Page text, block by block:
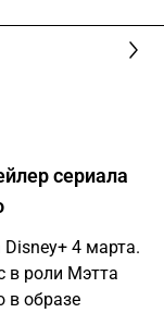
сериала
4 марта.
в роли Мэтта
в образе